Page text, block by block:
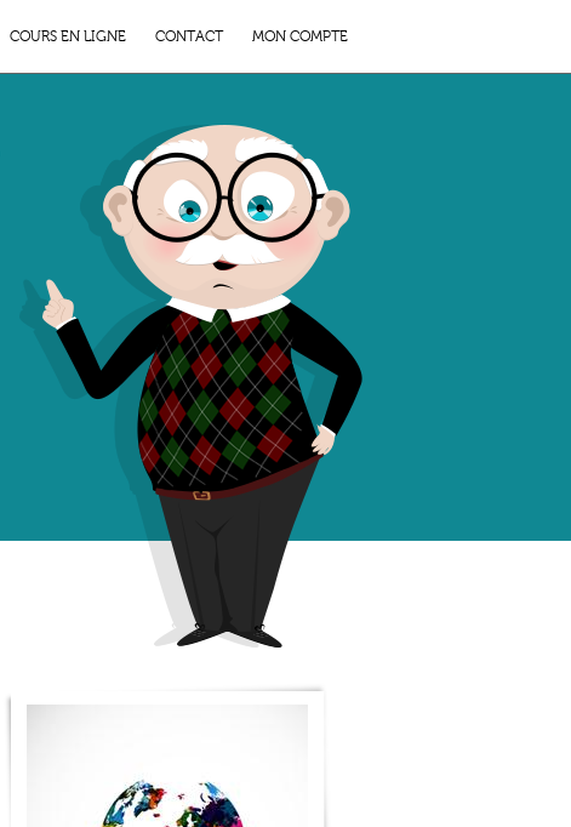
COURS EN LIGNE CONTACT MON COMPTE